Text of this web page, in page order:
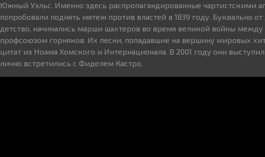
Южный Уэльс. Именно здесь распропагандированные чартистскими
попробовали поднять мятеж против властей в 1839 году. Буквально
детство, начинались марши шахтеров во время великой войны между
профсоюзом горняков. Их песни, попадавшие на вершину мировых
цитат из Ноама Хомского и Интернационала. В 2001 году они
лично встретились с Фиделем Кастро.